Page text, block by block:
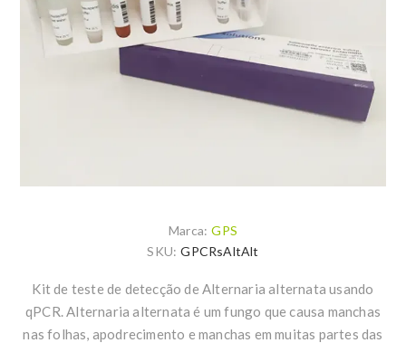
Marca: GPS
SKU: GPCRsAltAlt
Kit de teste de detecção de Alternaria alternata usando
qPCR. Alternaria alternata é um fungo que causa manchas
nas folhas, apodrecimento e manchas em muitas partes das